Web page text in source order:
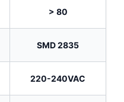
> 80
SMD 2835
220-240VAC